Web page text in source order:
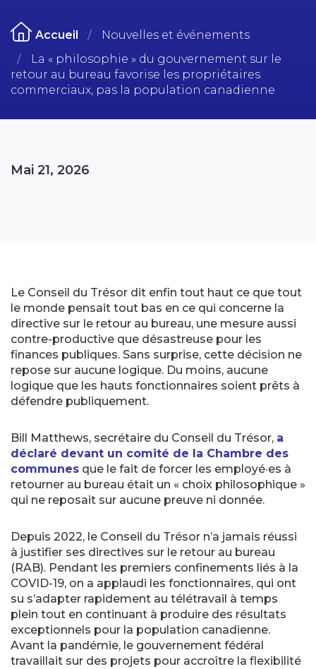
Accueil
Nouvelles et événements
La « philosophie » du gouvernement sur le
retour au bureau favorise les propriétaires
commerciaux, pas la population canadienne
Mai 21, 2026
Le Conseil du Trésor dit enfin tout haut ce que tout
le monde pensait tout bas en ce qui concerne la
directive sur le retour au bureau, une mesure aussi
contre-productive que désastreuse pour les
finances publiques. Sans surprise, cette décision ne
repose sur aucune logique. Du moins, aucune
logique que les hauts fonctionnaires soient prêts à
défendre publiquement.
Bill Matthews, secrétaire du Conseil du Trésor, a
déclaré devant un comité de la Chambre des
communes que le fait de forcer les employé·es à
retourner au bureau était un « choix philosophique »
qui ne reposait sur aucune preuve ni donnée.
Depuis 2022, le Conseil du Trésor n’a jamais réussi
à justifier ses directives sur le retour au bureau
(RAB). Pendant les premiers confinements liés à la
COVID-19, on a applaudi les fonctionnaires, qui ont
su s’adapter rapidement au télétravail à temps
plein tout en continuant à produire des résultats
exceptionnels pour la population canadienne.
Avant la pandémie, le gouvernement fédéral
travaillait sur des projets pour accroître la flexibilité